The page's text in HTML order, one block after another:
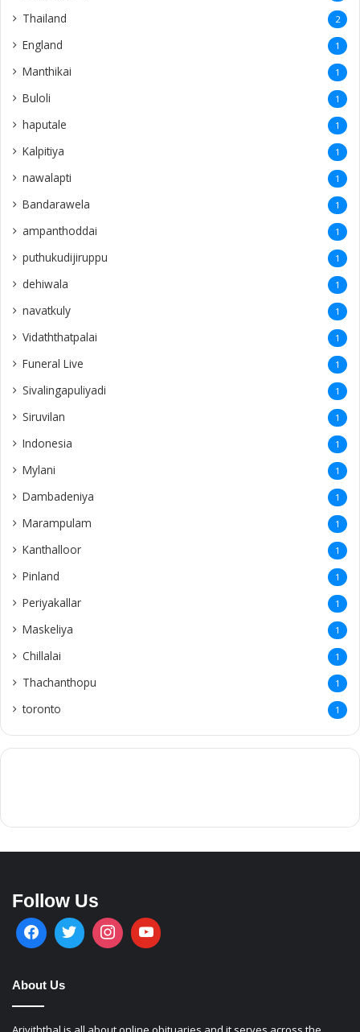
Thailand 2
England 1
Manthikai 1
Buloli 1
haputale 1
Kalpitiya 1
nawalapti 1
Bandarawela 1
ampanthoddai 1
puthukudijiruppu 1
dehiwala 1
navatkuly 1
Vidaththatpalai 1
Funeral Live 1
Sivalingapuliyadi 1
Siruvilan 1
Indonesia 1
Mylani 1
Dambadeniya 1
Marampulam 1
Kanthalloor 1
Pinland 1
Periyakallar 1
Maskeliya 1
Chillalai 1
Thachanthopu 1
toronto 1